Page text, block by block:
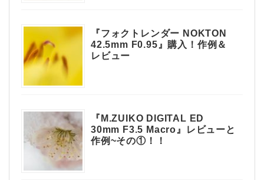
『フォクトレンダー NOKTON
42.5mm F0.95』購入！作例＆
レビュー
『M.ZUIKO DIGITAL ED
30mm F3.5 Macro』レビューと
作例~その①！！